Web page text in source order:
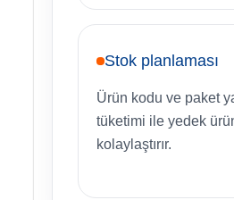
Stok planlaması
Ürün kodu ve paket
tüketimi ile yedek
kolaylaştırır.